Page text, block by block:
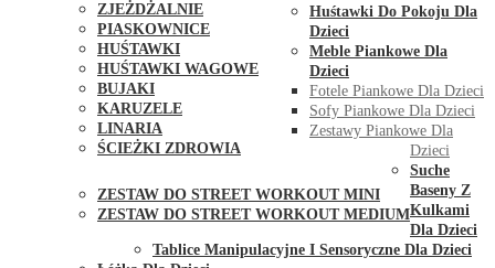
ZJEŻDŻALNIE
PIASKOWNICE
HUŚTAWKI
HUŚTAWKI WAGOWE
BUJAKI
KARUZELE
LINARIA
ŚCIEŻKI ZDROWIA
ZESTAW DO STREET WORKOUT MINI
ZESTAW DO STREET WORKOUT MEDIUM
Huśtawki Do Pokoju Dla
Dzieci
Meble Piankowe Dla
Dzieci
Fotele Piankowe Dla Dzieci
Sofy Piankowe Dla Dzieci
Zestawy Piankowe Dla
Dzieci
Suche
Baseny Z
Kulkami
Dla Dzieci
Tablice Manipulacyjne I Sensoryczne Dla Dzieci